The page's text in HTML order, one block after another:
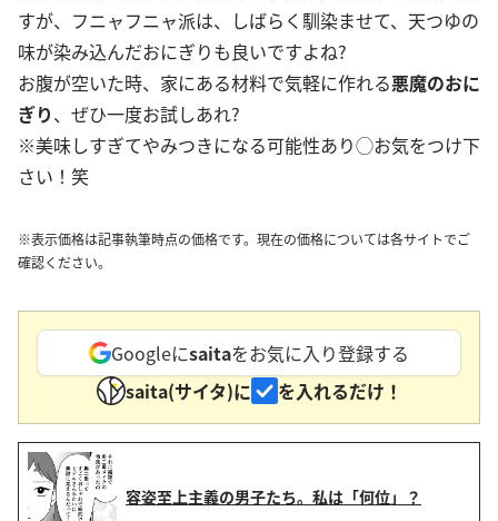
すが、フニャフニャ派は、しばらく馴染ませて、天つゆの
味が染み込んだおにぎりも良いですよね?
お腹が空いた時、家にある材料で気軽に作れる悪魔のおに
ぎり、ぜひ一度お試しあれ?
※美味しすぎてやみつきになる可能性あり◯お気をつけ下
さい！笑
※表示価格は記事執筆時点の価格です。現在の価格については各サイトでご
確認ください。
Googleにsaitaをお気に入り登録する
saita(サイタ)に
を入れるだけ！
容姿至上主義の男子たち。私は「何位」？